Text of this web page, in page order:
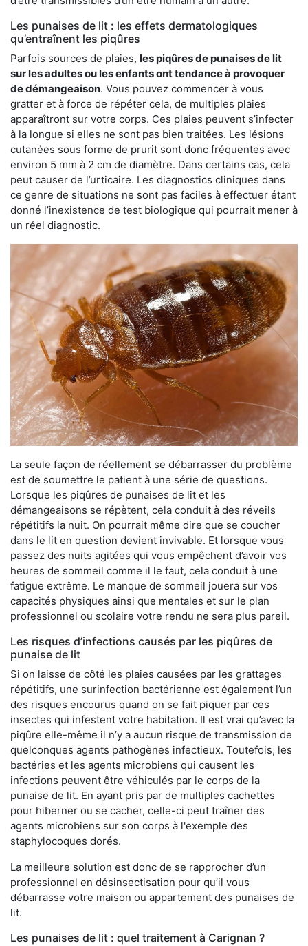
Les punaises de lit : les effets dermatologiques
qu’entraînent les piqûres
Parfois sources de plaies, les piqûres de punaises de lit
sur les adultes ou les enfants ont tendance à provoquer
de démangeaison. Vous pouvez commencer à vous
gratter et à force de répéter cela, de multiples plaies
apparaîtront sur votre corps. Ces plaies peuvent s’infecter
à la longue si elles ne sont pas bien traitées. Les lésions
cutanées sous forme de prurit sont donc fréquentes avec
environ 5 mm à 2 cm de diamètre. Dans certains cas, cela
peut causer de l’urticaire. Les diagnostics cliniques dans
ce genre de situations ne sont pas faciles à effectuer étant
donné l’inexistence de test biologique qui pourrait mener à
un réel diagnostic.
La seule façon de réellement se débarrasser du problème
est de soumettre le patient à une série de questions.
Lorsque les piqûres de punaises de lit et les
démangeaisons se répètent, cela conduit à des réveils
répétitifs la nuit. On pourrait même dire que se coucher
dans le lit en question devient invivable. Et lorsque vous
passez des nuits agitées qui vous empêchent d’avoir vos
heures de sommeil comme il le faut, cela conduit à une
fatigue extrême. Le manque de sommeil jouera sur vos
capacités physiques ainsi que mentales et sur le plan
professionnel ou scolaire votre rendu ne sera plus pareil.
Les risques d’infections causés par les piqûres de
punaise de lit
Si on laisse de côté les plaies causées par les grattages
répétitifs, une surinfection bactérienne est également l’un
des risques encourus quand on se fait piquer par ces
insectes qui infestent votre habitation. Il est vrai qu’avec la
piqûre elle-même il n’y a aucun risque de transmission de
quelconques agents pathogènes infectieux. Toutefois, les
bactéries et les agents microbiens qui causent les
infections peuvent être véhiculés par le corps de la
punaise de lit. En ayant pris par de multiples cachettes
pour hiberner ou se cacher, celle-ci peut traîner des
agents microbiens sur son corps à l'exemple des
staphylocoques dorés.
La meilleure solution est donc de se rapprocher d’un
professionnel en désinsectisation pour qu’il vous
débarrasse votre maison ou appartement des punaises de
lit.
Les punaises de lit : quel traitement à Carignan ?